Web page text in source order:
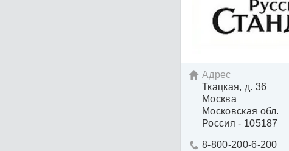
 Адрес
Ткацкая, д. 36
Москва
Московская обл.
Россия - 105187
 8-800-200-6-200